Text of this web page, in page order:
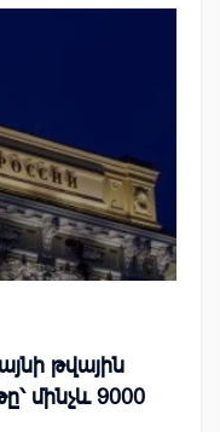
թվային
մինչև 9000